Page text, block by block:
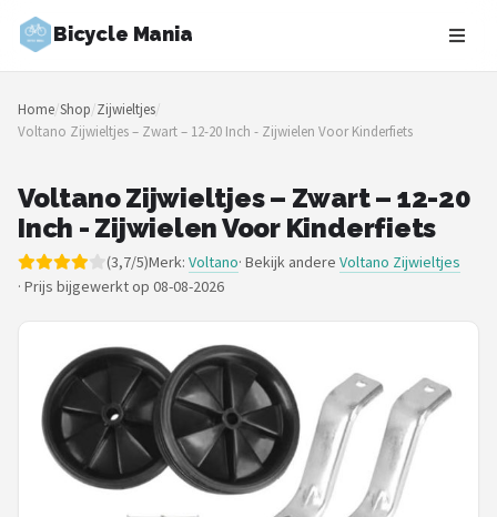
Bicycle Mania
Zoeken
NAVIGATIE
Merken
Blog
Fietsroutes
Kinderfietsen
Stadsfietsen
Elektrische fietsen
Home/Shop/Zijwieltjes/
Voltano Zijwieltjes – Zwart – 12-20 Inch - Zijwielen Voor Kinderfiets
Voltano Zijwieltjes – Zwart – 12-20
Inch - Zijwielen Voor Kinderfiets
(3,7/5)Merk: Voltano· Bekijk andere Voltano Zijwieltjes
· Prijs bijgewerkt op 08-08-2026